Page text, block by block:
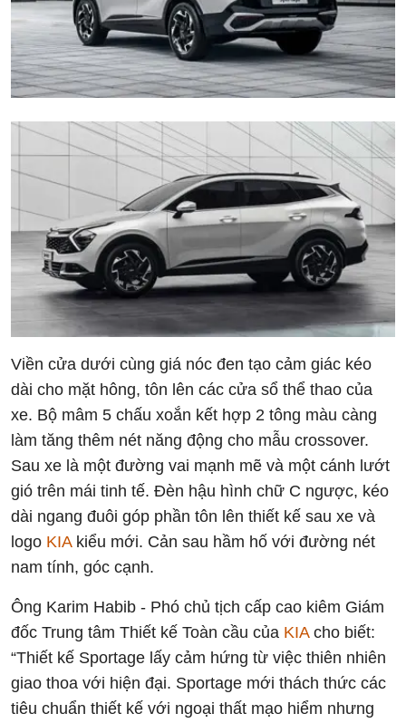
Viền cửa dưới cùng giá nóc đen tạo cảm giác kéo
dài cho mặt hông, tôn lên các cửa sổ thể thao của
xe. Bộ mâm 5 chấu xoắn kết hợp 2 tông màu càng
làm tăng thêm nét năng động cho mẫu crossover.
Sau xe là một đường vai mạnh mẽ và một cánh lướt
gió trên mái tinh tế. Đèn hậu hình chữ C ngược, kéo
dài ngang đuôi góp phần tôn lên thiết kế sau xe và
logo KIA kiểu mới. Cản sau hầm hố với đường nét
nam tính, góc cạnh.
Ông Karim Habib - Phó chủ tịch cấp cao kiêm Giám
đốc Trung tâm Thiết kế Toàn cầu của KIA cho biết:
“Thiết kế Sportage lấy cảm hứng từ việc thiên nhiên
giao thoa với hiện đại. Sportage mới thách thức các
tiêu chuẩn thiết kế với ngoại thất mạo hiểm nhưng